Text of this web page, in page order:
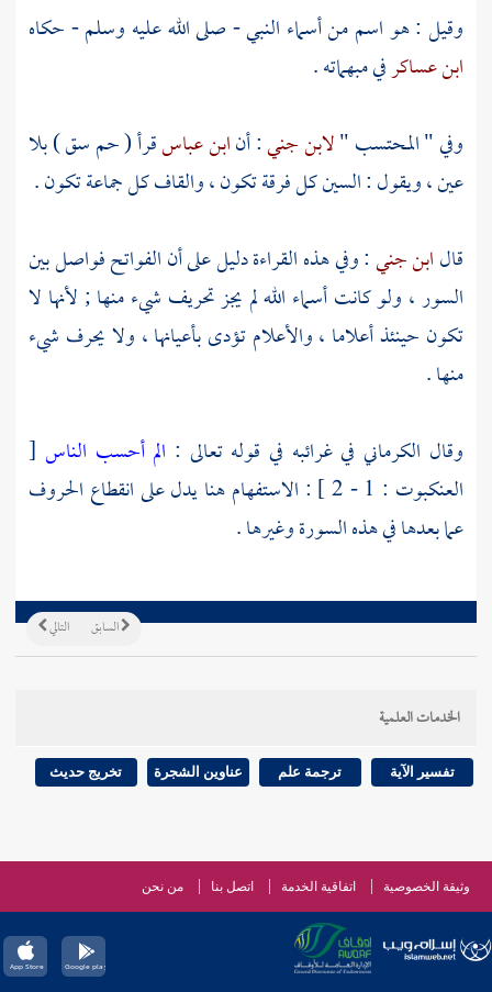
وقيل : هو اسم من أسماء النبي - صلى الله عليه وسلم - حكاه
ابن عساكرفي مبهماته .
وفي " المحتسب "لابن جني: أنابن عباسقرأ ( حم سق ) بلا
عين ، ويقول : السين كل فرقة تكون ، والقاف كل جماعة تكون .
قالابن جني: وفي هذه القراءة دليل على أن الفواتح فواصل بين
السور ، ولو كانت أسماء الله لم يجز تحريف شيء منها ; لأنها لا
تكون حينئذ أعلاما ، والأعلام تؤدى بأعيانها ، ولا يحرف شيء
منها .
وقال الكرماني في غرائبه في قوله تعالى : الم أحسب الناس [
العنكبوت : 1 - 2 ] : الاستفهام هنا يدل على انقطاع الحروف
عما بعدها في هذه السورة وغيرها .
التالي السابق
الخدمات العلمية
تفسير الآية ترجمة علم عناوين الشجرة تخريج حديث
وثيقة الخصوصية اتفاقية الخدمة اتصل بنا من نحن